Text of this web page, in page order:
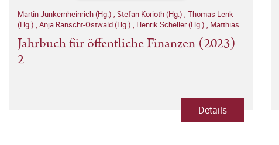
Martin Junkernheinrich (Hg.) , Stefan Korioth (Hg.) , Thomas Lenk
(Hg.) , Anja Ranscht-Ostwald (Hg.) , Henrik Scheller (Hg.) , Matthias
Jahrbuch für öffentliche Finanzen (2023)
2
Details